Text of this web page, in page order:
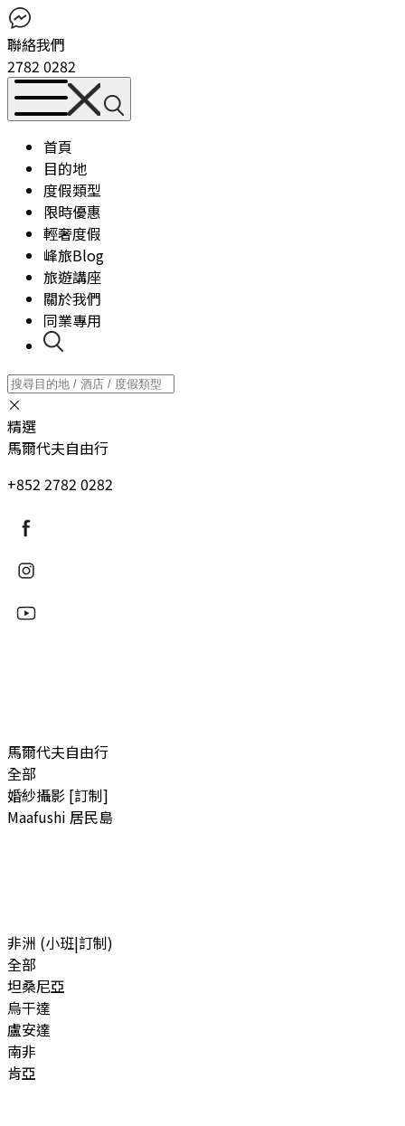
聯絡我們
2782 0282
首頁
目的地
度假類型
限時優惠
輕奢度假
峰旅Blog
旅遊講座
關於我們
同業專用
×
精選
馬爾代夫自由行
+852 2782 0282
馬爾代夫自由行
全部
婚紗攝影 [訂制]
Maafushi 居民島
非洲 (小班|訂制)
全部
坦桑尼亞
烏干達
盧安達
南非
肯亞